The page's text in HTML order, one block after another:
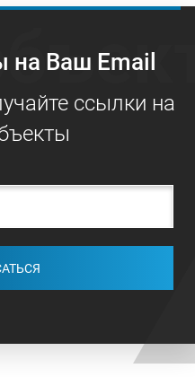
Ваш Email
ссылки на